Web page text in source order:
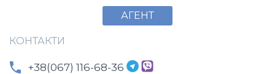
АГЕНТ
КОНТАКТИ
+38(067) 116-68-36